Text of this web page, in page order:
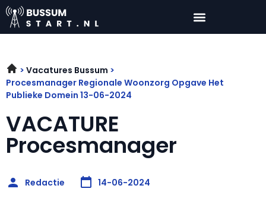
Vacatures Bussum
Procesmanager Regionale Woonzorg Opgave Het
Publieke Domein 13-06-2024
VACATURE
Procesmanager
Redactie 14-06-2024